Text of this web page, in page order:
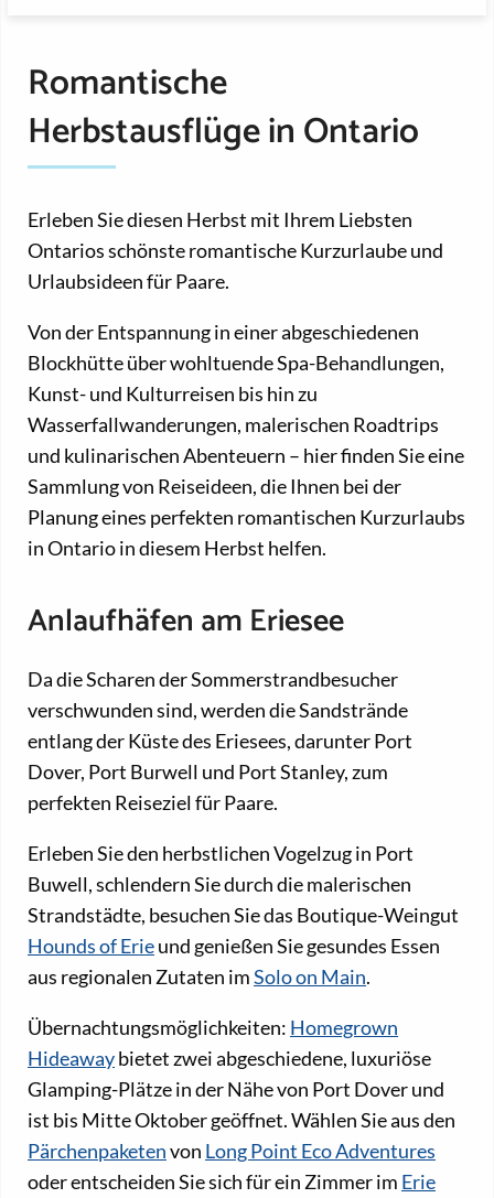
Romantische
Herbstausflüge in Ontario
Erleben Sie diesen Herbst mit Ihrem Liebsten
Ontarios schönste romantische Kurzurlaube und
Urlaubsideen für Paare.
Von der Entspannung in einer abgeschiedenen
Blockhütte über wohltuende Spa-Behandlungen,
Kunst- und Kulturreisen bis hin zu
Wasserfallwanderungen, malerischen Roadtrips
und kulinarischen Abenteuern – hier finden Sie eine
Sammlung von Reiseideen, die Ihnen bei der
Planung eines perfekten romantischen Kurzurlaubs
in Ontario in diesem Herbst helfen.
Anlaufhäfen am Eriesee
Da die Scharen der Sommerstrandbesucher
verschwunden sind, werden die Sandstrände
entlang der Küste des Eriesees, darunter Port
Dover, Port Burwell und Port Stanley, zum
perfekten Reiseziel für Paare.
Erleben Sie den herbstlichen Vogelzug in Port
Buwell, schlendern Sie durch die malerischen
Strandstädte, besuchen Sie das Boutique-Weingut
Hounds of Erieund genießen Sie gesundes Essen
aus regionalen Zutaten imSolo on Main.
Übernachtungsmöglichkeiten: Homegrown
Hideawaybietet zwei abgeschiedene, luxuriöse
Glamping-Plätze in der Nähe von Port Dover und
ist bis Mitte Oktober geöffnet. Wählen Sie aus den
Pärchenpaketenvon Long Point Eco Adventures
oder entscheiden Sie sich für ein Zimmer im Erie